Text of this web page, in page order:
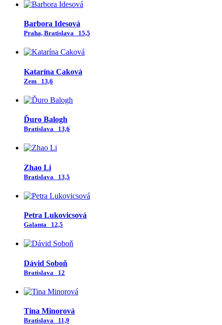
Barbora Idesová
Praha, Bratislava 15,5
Katarína Caková
Zem 13,6
Ďuro Balogh
Bratislava 13,6
Zhao Li
Bratislava 13,5
Petra Lukovicsová
Galanta 12,5
Dávid Soboň
Bratislava 12
Tina Minorová
Bratislava 11,9